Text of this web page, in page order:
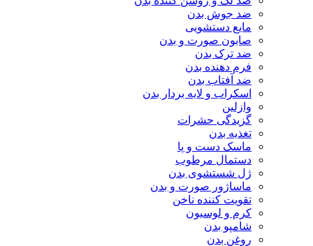
ضد جوش بدن
مایع دستشویی
صابون صورت و بدن
ضد ترک بدن
فرم دهنده بدن
ضد آفتاب بدن
اسکراب و لایه بردار بدن
وازلین
گزیدگی حشرات
تغذیه بدن
ماسک دست و پا
دستمال مرطوب
ژل شستشوی بدن
ماساژور صورت و بدن
تقویت کننده ناخن
کرم و لوسیون
شامپو بدن
روغن بدن